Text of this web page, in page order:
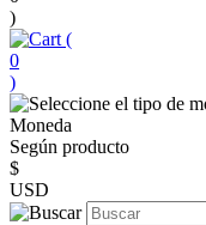
)
(
0
)
Moneda
Según producto
$
USD